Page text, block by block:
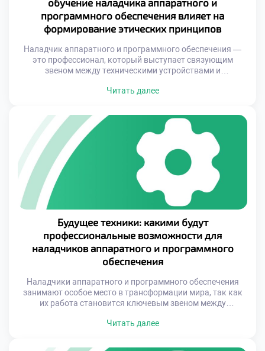
обучение наладчика аппаратного и
программного обеспечения влияет на
формирование этических принципов
Наладчик аппаратного и программного обеспечения —
это профессионал, который выступает связующим
звеном между техническими устройствами и
ремонта или настройки скрывается важнейший аспект
таких специалистов напрямую связана с их способностью
принимать решения, которые влияют не только на
работоспособность техники, но и на безопасность
данных, комфорт пользователей […]
Читать далее
Будущее техники: какими будут
профессиональные возможности для
наладчиков аппаратного и программного
обеспечения
Наладчики аппаратного и программного обеспечения
занимают особое место в трансформации мира, так как
их работа становится ключевым звеном между
Сегодня эта специальность уже не ограничивается
требует глубокого понимания сложных систем,
Читать далее